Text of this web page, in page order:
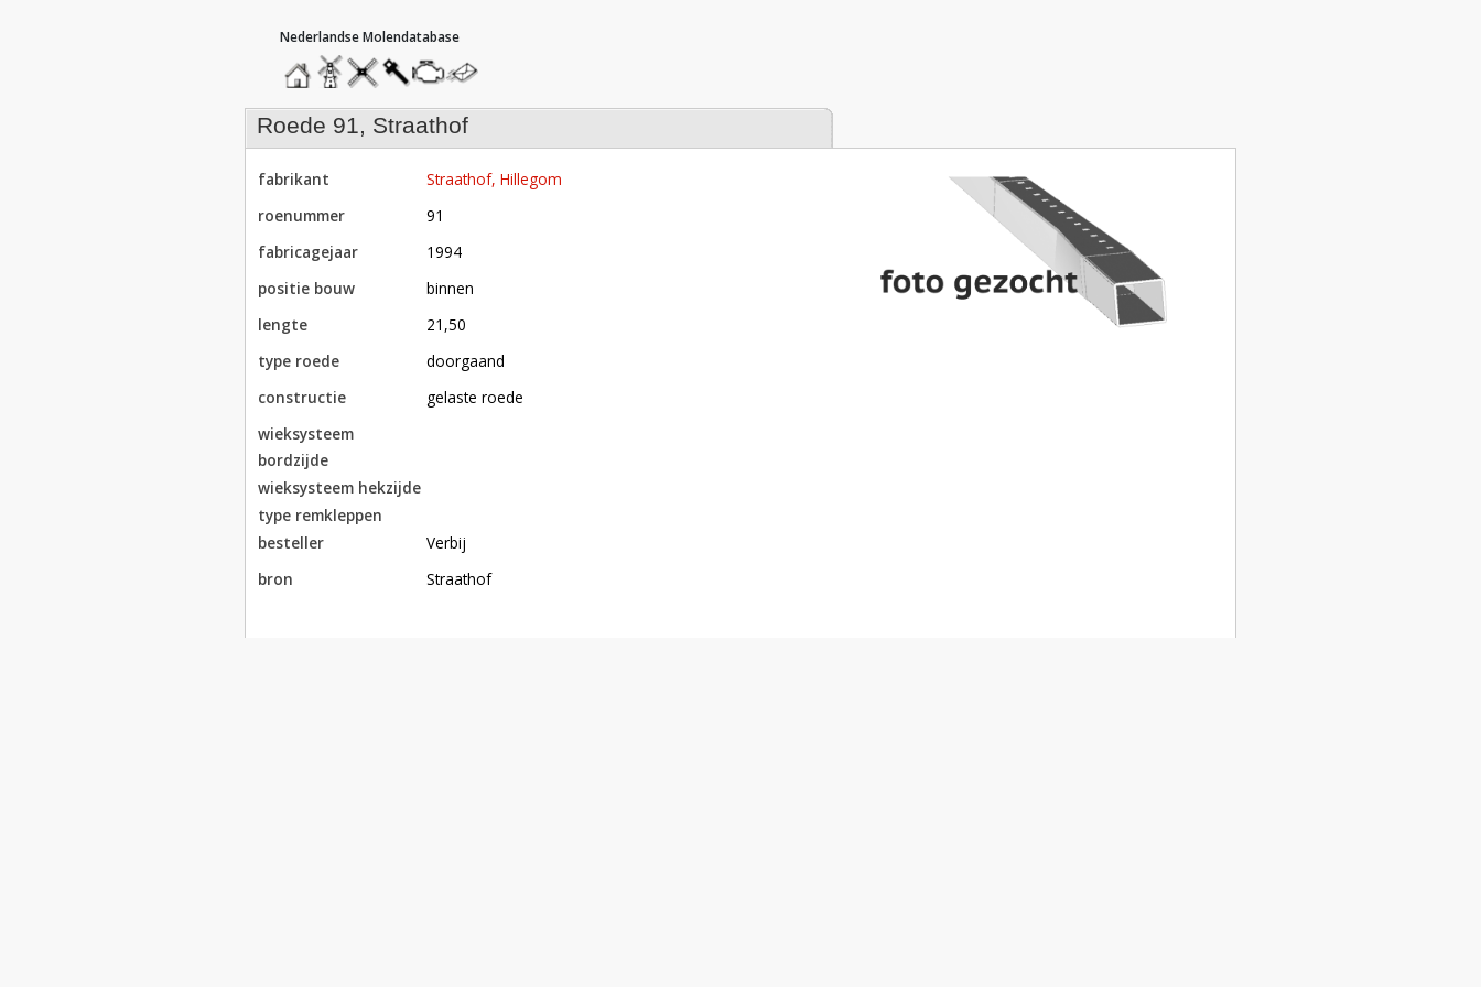
hoofdmenu
homemolendatabase
roedendatabase
assendatabase
motorendatabase
stuur
een
bericht
roede 91, Straathof
fabrikant
Straathof, Hillegom
roenummer
91
fabricagejaar
1994
positie bouw
binnen
lengte
21,50
type roede
doorgaand
constructie
gelaste roede
wieksysteem
bordzijde
wieksysteem hekzijde
type remkleppen
besteller
Verbij
bron
Straathof